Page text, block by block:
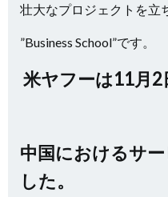
壮大なプロジェクトを立
”Business School”です。
米ヤフーは11月2
中国におけるサ
した。